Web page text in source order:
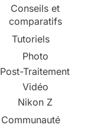
Conseils et
comparatifs
Tutoriels
Photo
Post-Traitement
Vidéo
Nikon Z
Communauté